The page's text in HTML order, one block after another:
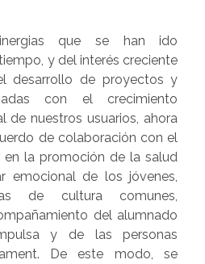
que se han ido
y del interés creciente
desarrollo de proyectos y
con el crecimiento
de nuestros usuarios, ahora
de colaboración con el
la promoción de la salud
emocional de los jóvenes,
de cultura comunes,
del alumnado
y de las personas
De este modo, se